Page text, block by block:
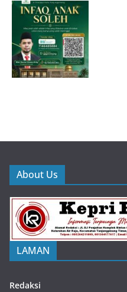
About Us
LAMAN
Redaksi